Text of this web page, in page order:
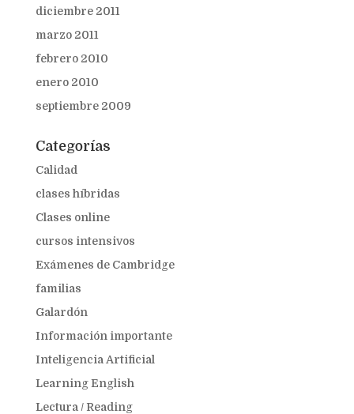
diciembre 2011
marzo 2011
febrero 2010
enero 2010
septiembre 2009
Categorías
Calidad
clases híbridas
Clases online
cursos intensivos
Exámenes de Cambridge
familias
Galardón
Información importante
Inteligencia Artificial
Learning English
Lectura / Reading